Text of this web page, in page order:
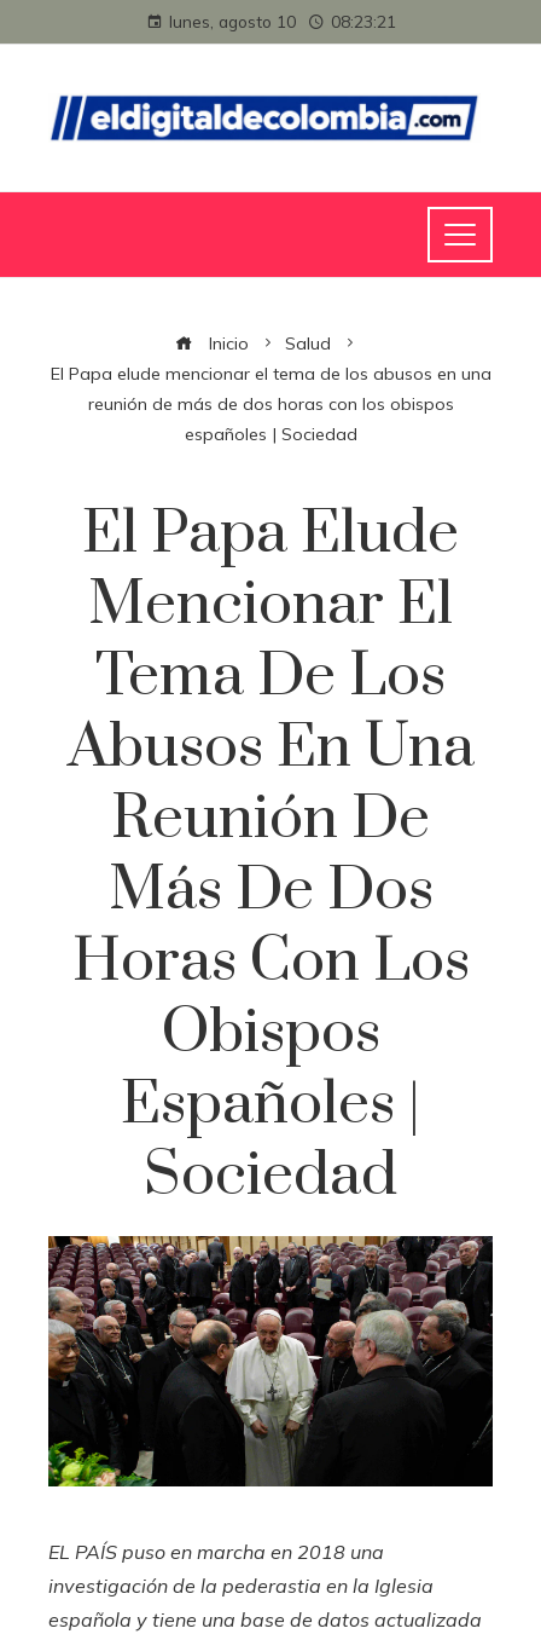
lunes, agosto 10 08:23:21
Inicio
Salud
El Papa elude mencionar el tema de los abusos en una
reunión de más de dos horas con los obispos
españoles | Sociedad
El Papa Elude
Mencionar El
Tema De Los
Abusos En Una
Reunión De
Más De Dos
Horas Con Los
Obispos
Españoles |
Sociedad
EL PAÍS puso en marcha en 2018 una
investigación de la pederastia en la Iglesia
española y tiene una base de datos actualizada